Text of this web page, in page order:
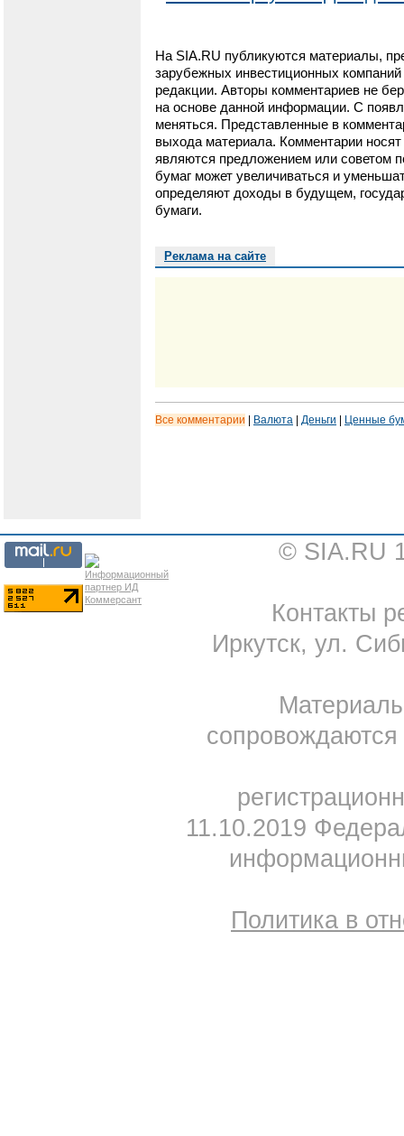
На SIA.RU публикуются материалы,
зарубежных инвестиционных
редакции. Авторы комментариев не
на основе данной информации. С
меняться. Представленные в
выхода материала. Комментарии
являются предложением или советом
бумаг может увеличиваться и
определяют доходы в будущем,
бумаги.
Реклама на сайте
Все комментарии Валюта Деньги Ценные
© SIA.RU
Контакты
Иркутск, ул.
11.10.2019
Политика в